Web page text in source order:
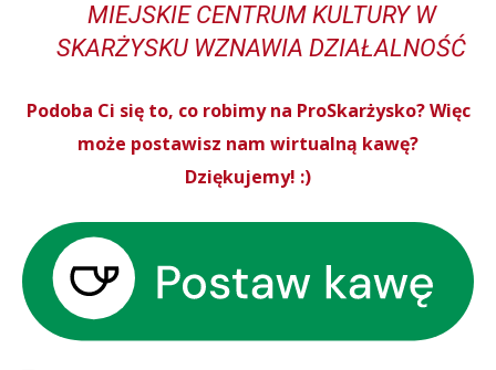
MIEJSKIE CENTRUM KULTURY W
SKARŻYSKU WZNAWIA DZIAŁALNOŚĆ
Podoba Ci się to, co robimy na ProSkarżysko? Więc
może postawisz nam wirtualną kawę?
Dziękujemy! :)